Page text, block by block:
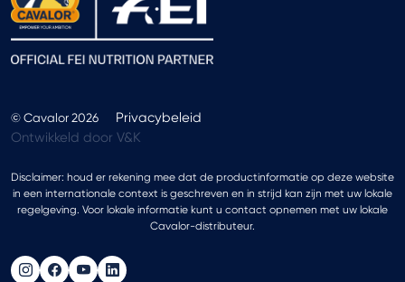
© Cavalor 2026
Privacybeleid
Ontwikkeld door V&K
Disclaimer: houd er rekening mee dat de productinformatie op deze website
in een internationale context is geschreven en in strijd kan zijn met uw lokale
regelgeving. Voor lokale informatie kunt u contact opnemen met uw lokale
Cavalor-distributeur.